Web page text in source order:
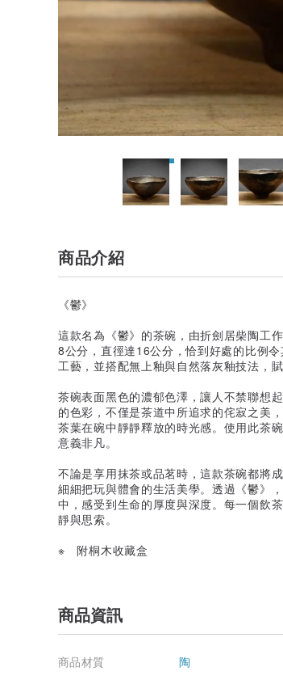
商品介紹
《鬱》
這款名為《鬱》的茶碗，由折劍居柴陶工
8公分，直徑達16公分，恰到好處的比例
工藝，並搭配無上釉與自然落灰釉技法，
茶碗表面黑色的濃郁色澤，讓人不禁聯想
的色彩，不僅是茶道中所追求的侘寂之美
茶葉在碗中靜靜釋放的時光感。使用此茶
意義非凡。
不論是享用抹茶或品茗時，這款茶碗都將
細細把玩與體會的生活美學。透過《鬱》
中，感受到生命的厚度與深度。每一個飲
靜與思索。
※ 附桐木收藏盒
商品資訊
商品材質
陶